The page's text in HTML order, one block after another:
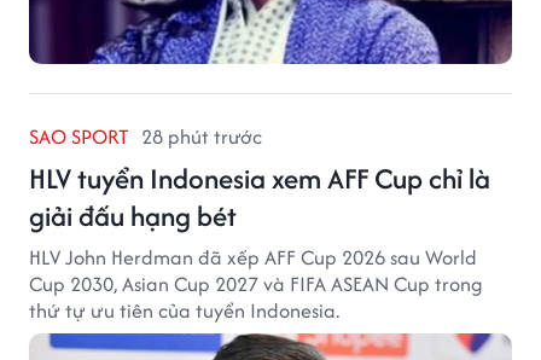
SAO SPORT 28 phút trước
HLV tuyển Indonesia xem AFF Cup chỉ là
giải đấu hạng bét
HLV John Herdman đã xếp AFF Cup 2026 sau World
Cup 2030, Asian Cup 2027 và FIFA ASEAN Cup trong
thứ tự ưu tiên của tuyển Indonesia.